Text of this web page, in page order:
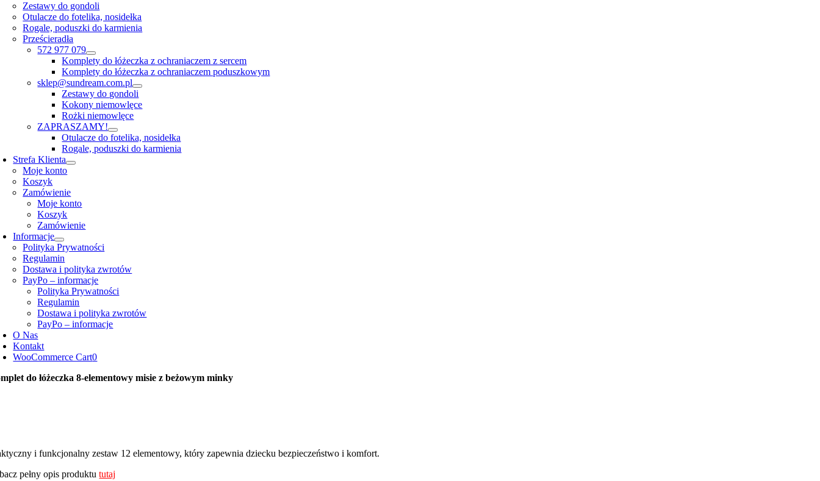
Zestawy do gondoli
Otulacze do fotelika, nosidełka
Rogale, poduszki do karmienia
Prześcieradła
572 977 079
Komplety do łóżeczka z ochraniaczem z sercem
Komplety do łóżeczka z ochraniaczem poduszkowym
sklep@sundream.com.pl
Zestawy do gondoli
Kokony niemowlęce
Rożki niemowlęce
ZAPRASZAMY!
Otulacze do fotelika, nosidełka
Rogale, poduszki do karmienia
Strefa Klienta
Moje konto
Koszyk
Zamówienie
Moje konto
Koszyk
Zamówienie
Informacje
Polityka Prywatności
Regulamin
Dostawa i polityka zwrotów
PayPo – informacje
Polityka Prywatności
Regulamin
Dostawa i polityka zwrotów
PayPo – informacje
O Nas
Kontakt
WooCommerce Cart0
do łóżeczka 8-elementowy misie z beżowym minky
i funkcjonalny zestaw 12 elementowy, który zapewnia dziecku bezpieczeństwo i komfort.
pełny opis produktututaj